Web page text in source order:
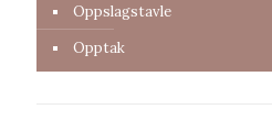
Oppslagstavle
Opptak